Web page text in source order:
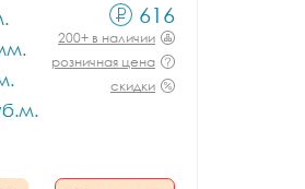
616
200+ в наличии
розничная цена
скидки